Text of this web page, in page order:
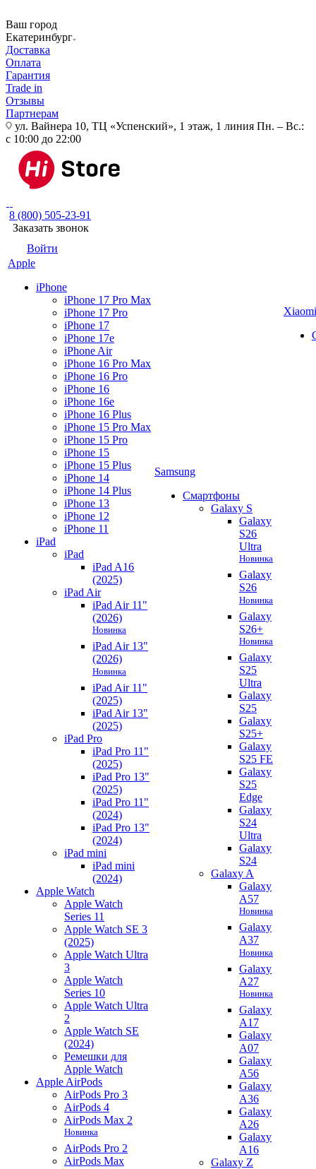
Ваш город
Екатеринбург
Доставка
Оплата
Гарантия
Trade in
Отзывы
Партнерам
ул. Вайнера 10, ТЦ «Успенский», 1 этаж, 1 линия Пн. – Вс.:
с 10:00 до 22:00
8 (800) 505-23-91
Заказать звонок
Войти
Apple
iPhone
iPhone 17 Pro Max
iPhone 17 Pro
iPhone 17
iPhone 17e
iPhone Air
iPhone 16 Pro Max
iPhone 16 Pro
iPhone 16
iPhone 16e
iPhone 16 Plus
iPhone 15 Pro Max
iPhone 15 Pro
iPhone 15
iPhone 15 Plus
iPhone 14
iPhone 14 Plus
iPhone 13
iPhone 12
iPhone 11
iPad
iPad
iPad A16
(2025)
iPad Air
iPad Air 11"
(2026)
Новинка
iPad Air 13"
(2026)
Новинка
iPad Air 11"
(2025)
iPad Air 13"
(2025)
iPad Pro
iPad Pro 11"
(2025)
iPad Pro 13"
(2025)
iPad Pro 11"
(2024)
iPad Pro 13"
(2024)
iPad mini
iPad mini
(2024)
Apple Watch
Apple Watch
Series 11
Apple Watch SE 3
(2025)
Apple Watch Ultra
3
Apple Watch
Series 10
Apple Watch Ultra
2
Apple Watch SE
(2024)
Ремешки для
Apple Watch
Apple AirPods
AirPods Pro 3
AirPods 4
AirPods Max 2
Новинка
AirPods Pro 2
AirPods Max
Samsung
Смартфоны
Galaxy S
Galaxy
S26
Ultra
Новинка
Galaxy
S26
Новинка
Galaxy
S26+
Новинка
Galaxy
S25
Ultra
Galaxy
S25
Galaxy
S25+
Galaxy
S25 FE
Galaxy
S25
Edge
Galaxy
S24
Ultra
Galaxy
S24
Galaxy A
Galaxy
A57
Новинка
Galaxy
A37
Новинка
Galaxy
A27
Новинка
Galaxy
A17
Galaxy
A07
Galaxy
A56
Galaxy
A36
Galaxy
A26
Galaxy
A16
Galaxy Z
Xiaomi